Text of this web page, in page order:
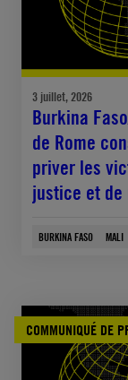
3 juillet, 2026
Burkina
de Rome
priver les
justice et
BURKINA FASO MALI
COMMUNIQUÉ DE